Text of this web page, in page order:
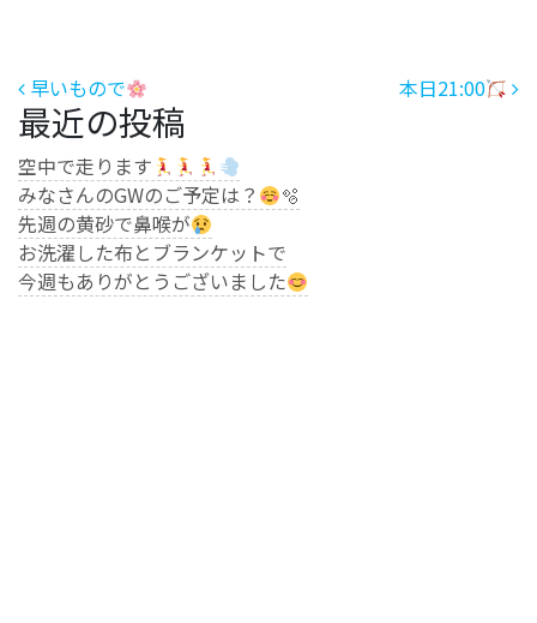
投稿ナビゲーション
早いもので 本日21:00
最近の投稿
空中で走ります
みなさんのGWのご予定は？
🫧
先週の黄砂で鼻喉が
お洗濯した布とブランケットで
今週もありがとうございました